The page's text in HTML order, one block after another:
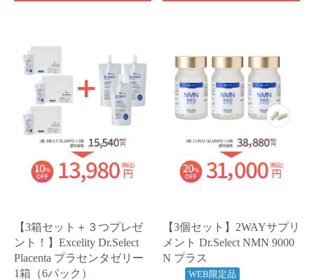
【3箱セット＋３つプレゼ
ント！】Excelity Dr.Select
Placenta プラセンタゼリー
1箱（6パック）
【3個セット】2WAYサプリ
メント Dr.Select NMN 9000
N プラス
WEB限定品